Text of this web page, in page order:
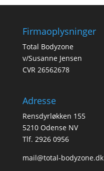
Firmaoplysninger
Total Bodyzone
v/Susanne Jensen
CVR 26562678
Adresse
Rensdyrløkken 155
5210 Odense NV
Tlf. 2926 0956
mail@total-bodyzone.dk